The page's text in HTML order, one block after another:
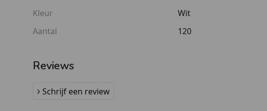
Kleur
Wit
Aantal
120
Reviews
Schrijf een review